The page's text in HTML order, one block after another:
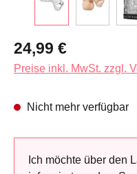
Regulärer Preis:
24,99 €
Preise inkl. MwSt. zzgl.
Nicht mehr verfügbar
Ich möchte über den